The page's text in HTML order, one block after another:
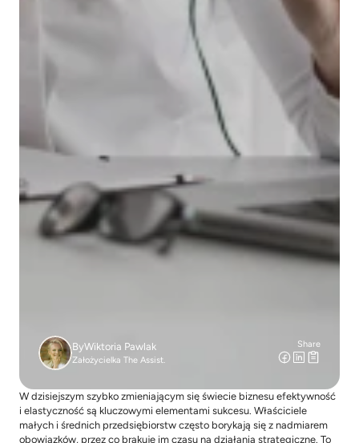
ByWiktoria Pawlak
Założycielka The Assist.
Share
W dzisiejszym szybko zmieniającym się świecie biznesu efektywność
i elastyczność są kluczowymi elementami sukcesu. Właściciele
małych i średnich przedsiębiorstw często borykają się z nadmiarem
obowiązków, przez co brakuje im czasu na działania strategiczne. To